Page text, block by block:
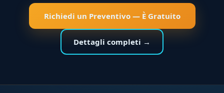
Richiedi un Preventivo — È Gratuito
Dettagli completi →